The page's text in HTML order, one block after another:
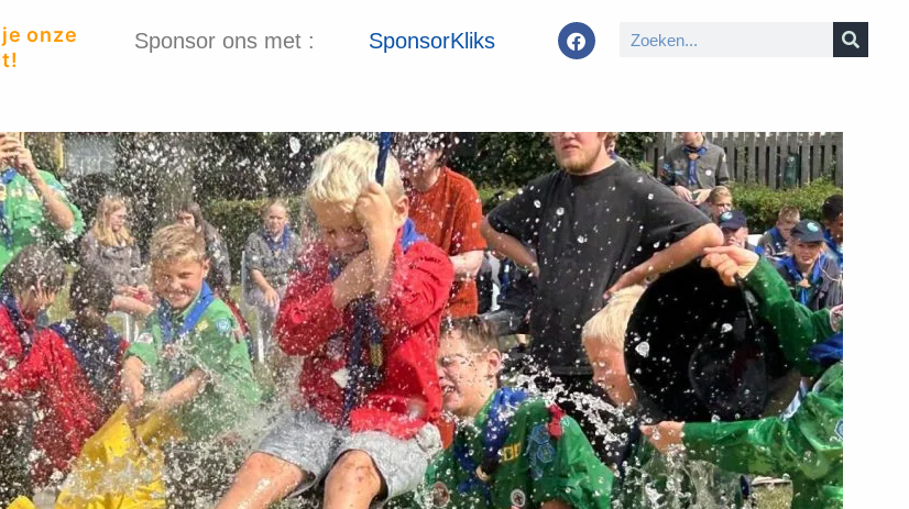
onze
Sponsor ons met : SponsorKliks